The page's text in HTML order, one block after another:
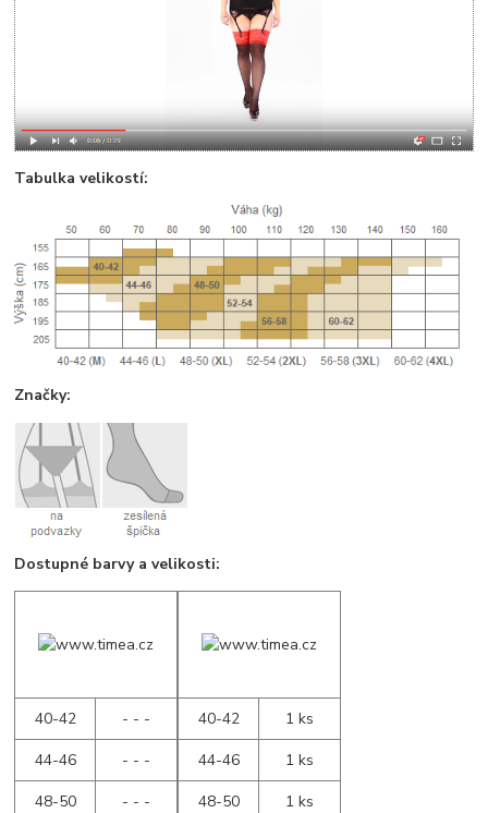
Tabulka velikostí:
Značky:
Dostupné barvy a velikosti:
40-42
- - -
44-46
- - -
48-50
- - -
40-42
1 ks
44-46
1 ks
48-50
1 ks